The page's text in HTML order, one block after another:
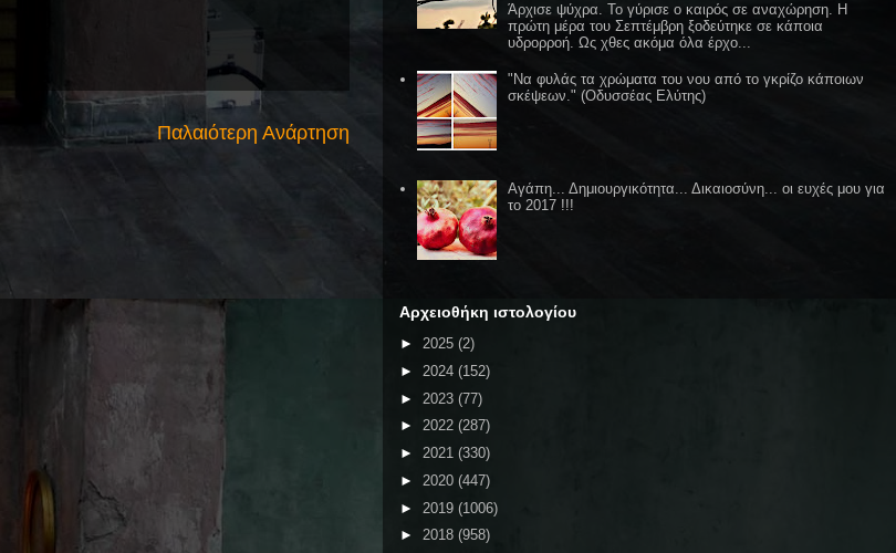
Παλαιότερη Ανάρτηση
Άρχισε ψύχρα. Το γύρισε ο καιρός σε αναχώρηση. Η
πρώτη μέρα του Σεπτέμβρη ξοδεύτηκε σε κάποια
υδρορροή. Ως χθες ακόμα όλα έρχο...
"Να φυλάς τα χρώματα του νου από το γκρίζο κάποιων
σκέψεων." (Οδυσσέας Ελύτης)
Αγάπη... Δημιουργικότητα... Δικαιοσύνη... οι ευχές μου για
το 2017 !!!
Αρχειοθήκη ιστολογίου
► 2025 (2)
► 2024 (152)
► 2023 (77)
► 2022 (287)
► 2021 (330)
► 2020 (447)
► 2019 (1006)
► 2018 (958)